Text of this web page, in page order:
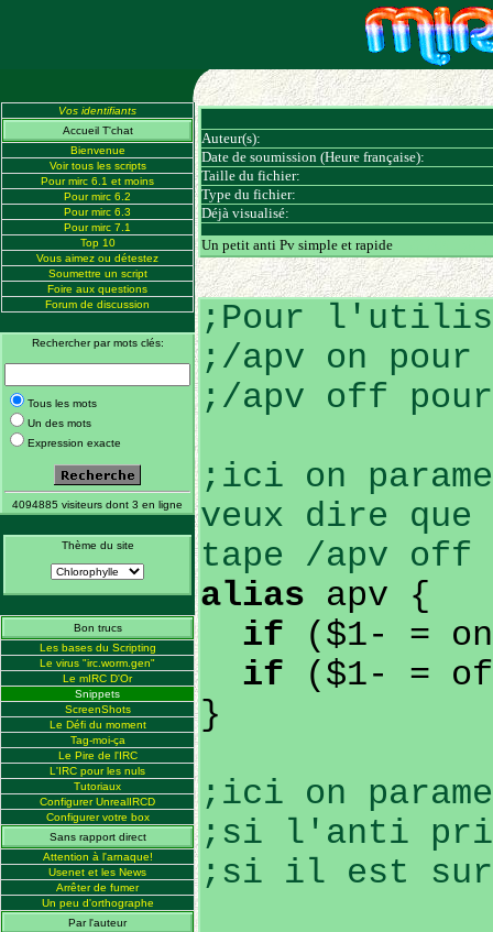
Vos identifiants
Accueil T'chat
Bienvenue
Voir tous les scripts
Pour mirc 6.1 et moins
Pour mirc 6.2
Pour mirc 6.3
Pour mirc 7.1
Top 10
Vous aimez ou détestez
Soumettre un script
Foire aux questions
Forum de discussion
Rechercher par mots clés:
Tous les mots
Un des mots
Expression exacte
4094885 visiteurs dont 3 en ligne
Thème du site
Bon trucs
Les bases du Scripting
Le virus "irc.worm.gen"
Le mIRC D'Or
Snippets
ScreenShots
Le Défi du moment
Tag-moi-ça
Le Pire de l'IRC
L'IRC pour les nuls
Tutoriaux
Configurer UnrealIRCD
Configurer votre box
Sans rapport direct
Attention à l'arnaque!
Usenet et les News
Arrêter de fumer
Un peu d'orthographe
Par l'auteur
Auteur(s):
Date de soumission (Heure française):
Taille du fichier:
Type du fichier:
Déjà visualisé:
Un petit anti Pv simple et rapide
;Pour
;/apv on pour
;/apv off
;ici on
veux dire
tape /apv off
alias apv {
if ($1- =
if ($1- =
}
;ici on
;si l'anti
;si il est sur